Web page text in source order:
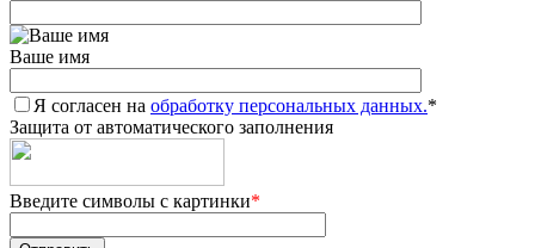
Ваше имя
Я согласен на обработку персональных данных.*
Защита от автоматического заполнения
Введите символы с картинки*